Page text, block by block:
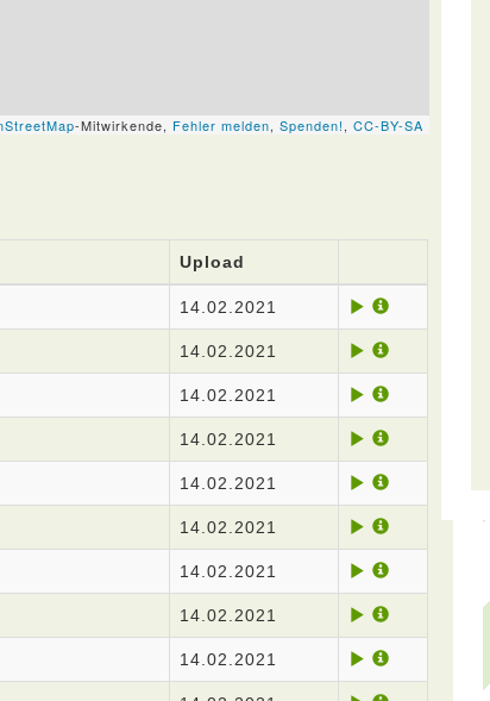
Upload
14.02.2021
14.02.2021
14.02.2021
14.02.2021
14.02.2021
14.02.2021
14.02.2021
14.02.2021
14.02.2021